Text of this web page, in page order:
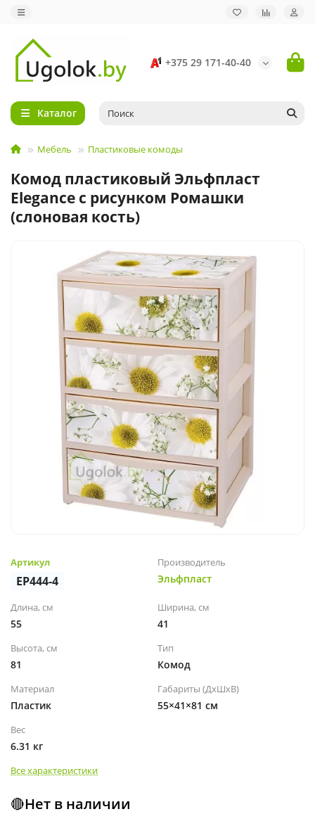
+375 29 171-40-40
Каталог
Мебель Пластиковые комоды
Комод пластиковый Эльфпласт
Elegance с рисунком Ромашки
(слоновая кость)
Артикул
EP444-4
Производитель
Эльфпласт
Длина, см
55
Ширина, см
41
Высота, см
81
Тип
Комод
Материал
Пластик
Габариты (ДхШхВ)
55×41×81 см
Вес
6.31 кг
Все характеристики
🔴Нет в наличии